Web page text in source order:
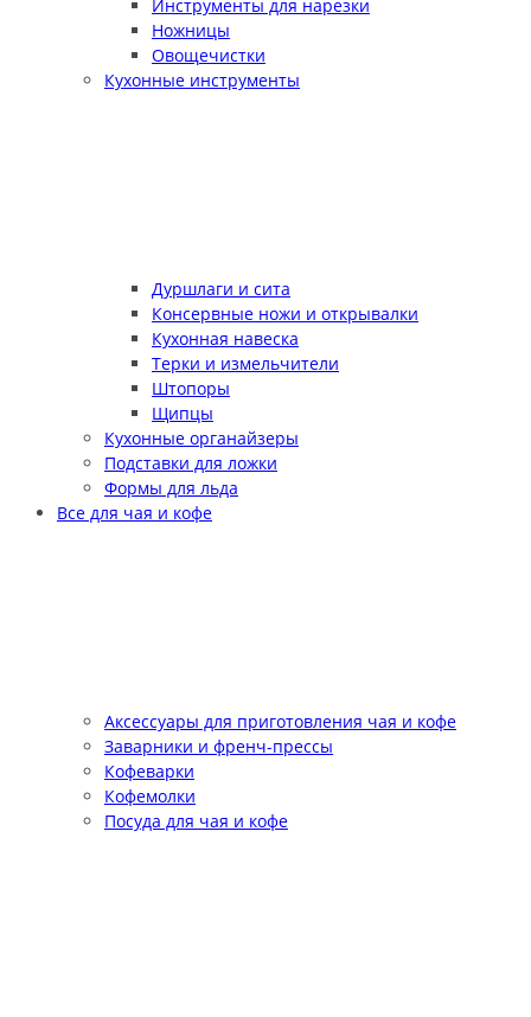
Инструменты для нарезки
Ножницы
Овощечистки
Кухонные инструменты
Дуршлаги и сита
Консервные ножи и открывалки
Кухонная навеска
Терки и измельчители
Штопоры
Щипцы
Кухонные органайзеры
Подставки для ложки
Формы для льда
Все для чая и кофе
Аксессуары для приготовления чая и кофе
Заварники и френч-прессы
Кофеварки
Кофемолки
Посуда для чая и кофе